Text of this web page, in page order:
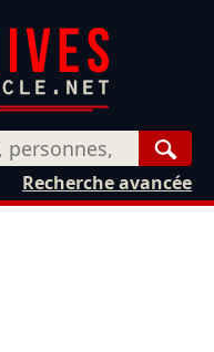
Recherche avancée